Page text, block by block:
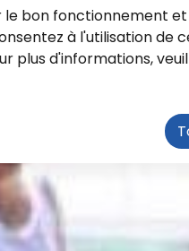
le bon fonctionnement
à l'utilisation de
plus d'informations,